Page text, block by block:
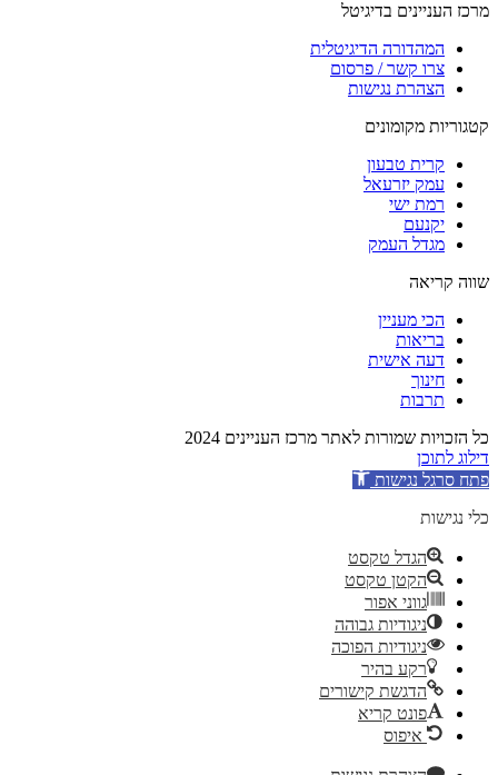
מרכז העניינים בדיגיטל
המהדורה הדיגיטלית
צרו קשר / פרסום
הצהרת נגישות
קטגוריות מקומונים
קרית טבעון
עמק יזרעאל
רמת ישי
יקנעם
מגדל העמק
שווה קריאה
הכי מעניין
בריאות
דעה אישית
חינוך
תרבות
כל הזכויות שמורות לאתר מרכז העניינים 2024
דילוג לתוכן
פתח סרגל נגישות
כלי נגישות
הגדל טקסט
הקטן טקסט
גווני אפור
ניגודיות גבוהה
ניגודיות הפוכה
רקע בהיר
הדגשת קישורים
פונט קריא
איפוס